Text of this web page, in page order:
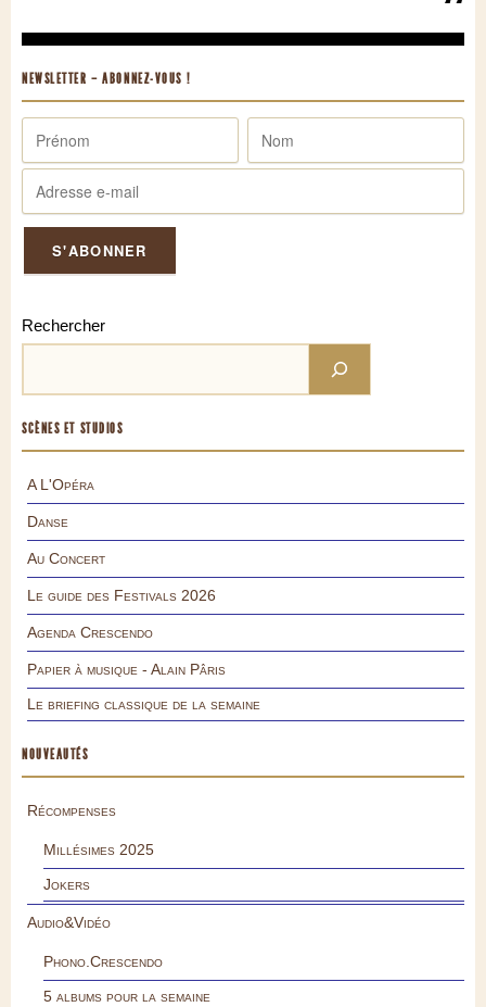
NEWSLETTER – ABONNEZ-VOUS !
Rechercher
SCÈNES ET STUDIOS
A L'Opéra
Danse
Au Concert
Le guide des Festivals 2026
Agenda Crescendo
Papier à musique - Alain Pâris
Le briefing classique de la semaine
NOUVEAUTÉS
Récompenses
Millésimes 2025
Jokers
Audio&Vidéo
Phono.Crescendo
5 albums pour la semaine